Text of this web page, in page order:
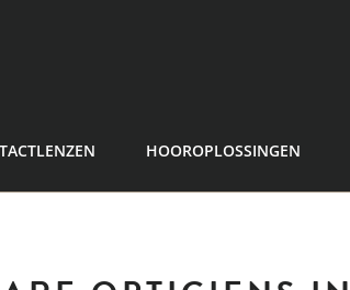
HOOROPLOSSINGEN